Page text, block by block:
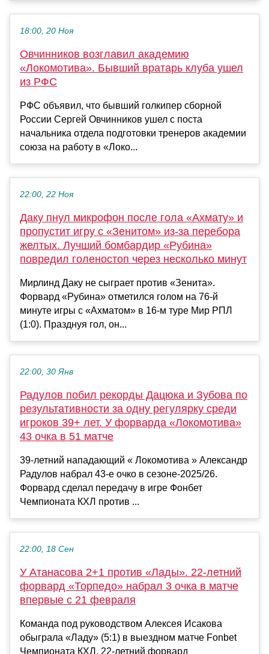
18:00, 20 Ноя
Овчинников возглавил академию
«Локомотива». Бывший вратарь клуба ушел
из РФС
РФС объявил, что бывший голкипер сборной
России Сергей Овчинников ушел с поста
начальника отдела подготовки тренеров академии
союза на работу в «Локо...
22:00, 22 Ноя
Даку пнул микрофон после гола «Ахмату» и
пропустит игру с «Зенитом» из-за перебора
желтых. Лучший бомбардир «Рубина»
повредил голеностоп через несколько минут
Мирлинд Даку не сыграет против «Зенита».
Форвард «Рубина» отметился голом на 76-й
минуте игры с «Ахматом» в 16-м туре Мир РПЛ
(1:0). Празднуя гол, он...
22:00, 30 Янв
Радулов побил рекорды Дацюка и Зубова по
результативности за одну регулярку среди
игроков 39+ лет. У форварда «Локомотива»
43 очка в 51 матче
39-летний нападающий « Локомотива » Александр
Радулов набрал 43-е очко в сезоне-2025/26.
Форвард сделал передачу в игре Фонбет
Чемпионата КХЛ против ...
22:00, 18 Сен
У Атанасова 2+1 против «Лады». 22-летний
форвард «Торпедо» набрал 3 очка в матче
впервые с 21 февраля
Команда под руководством Алексея Исакова
обыграла «Ладу» (5:1) в выездном матче Fonbet
Чемпионата КХЛ. 22-летний форвард